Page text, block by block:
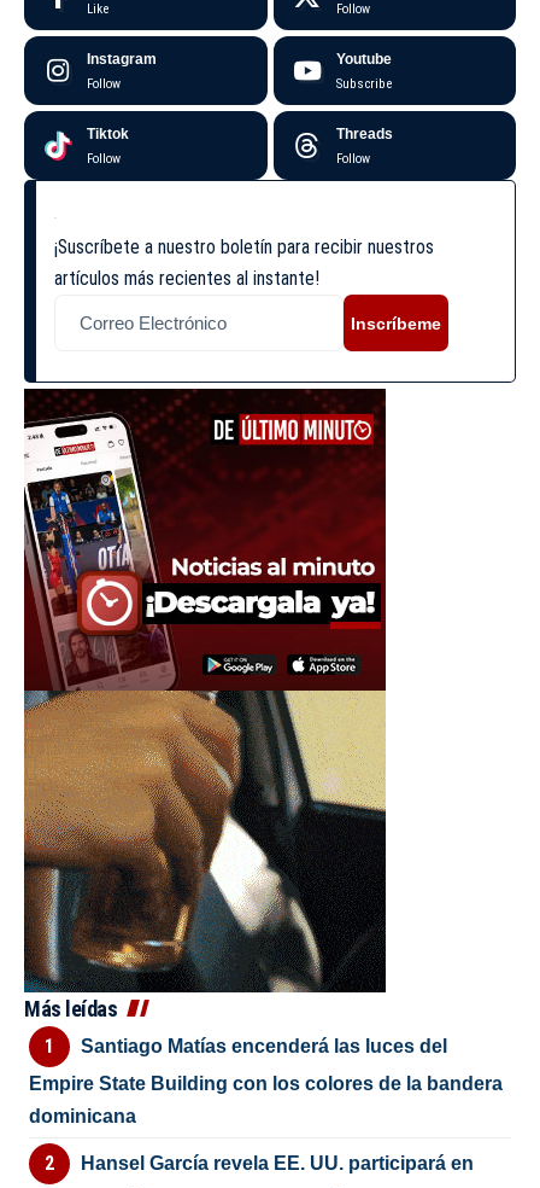
Like Follow
Instagram
Follow
Youtube
Subscribe
Tiktok
Follow
Threads
Follow
¡Suscríbete a nuestro boletín para recibir nuestros
artículos más recientes al instante!
Inscríbeme
Más leídas
Santiago Matías encenderá las luces del
Empire State Building con los colores de la bandera
dominicana
Hansel García revela EE. UU. participará en